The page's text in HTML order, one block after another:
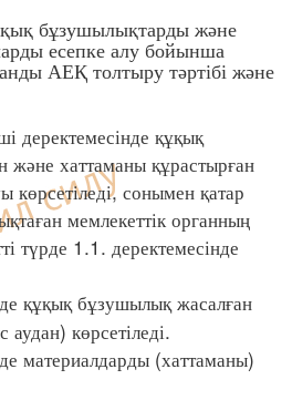
бұзушылықтарды және
есепке алу бойынша
АЕҚ толтыру тәртібі және
құқық
және хаттаманы құрастырған
көрсетіледі, сонымен қатар
мемлекеттік органның
түрде 1.1. деректемесінде
құқық бұзушылық жасалған
көрсетіледі.
материалдарды (хаттаманы)